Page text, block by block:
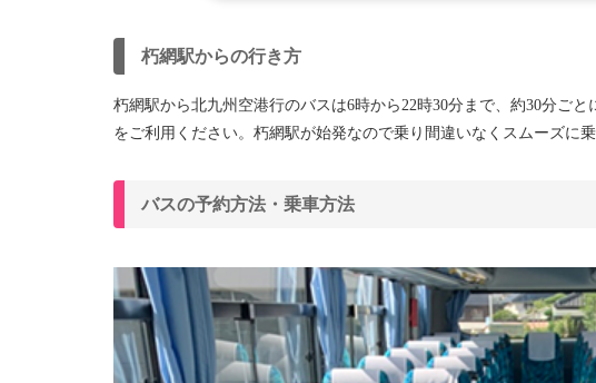
朽網駅からの行き方
朽網駅から北九州空港行のバスは6時から22時30分まで、約30分ご
をご利用ください。朽網駅が始発なので乗り間違いなくスムーズに乗
バスの予約方法・乗車方法